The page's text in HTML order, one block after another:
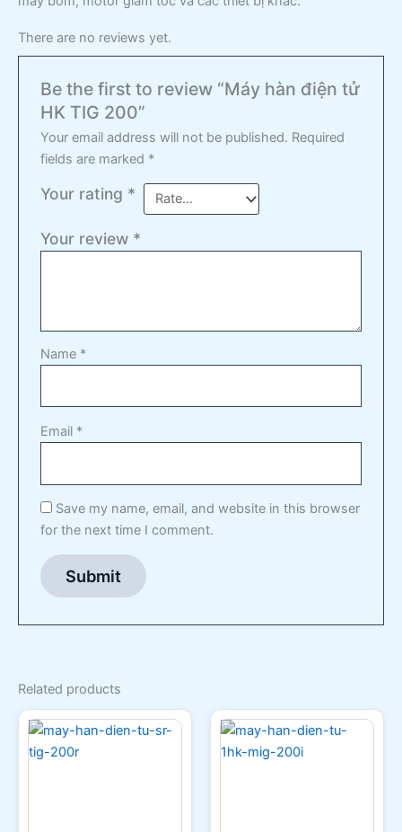
There are no reviews yet.
Be the first to review “Máy hàn điện tử
HK TIG 200”
Your email address will not be published. Required
fields are marked *
Your rating *
Your review *
Name *
Email *
Save my name, email, and website in this browser
for the next time I comment.
Related products